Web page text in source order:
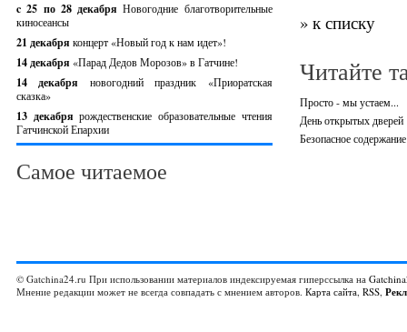
c 25 по 28 декабряНовогодние благотворительные
киносеансы
21 декабря концерт «Новый год к нам идет»!
14 декабря «Парад Дедов Морозов» в Гатчине!
14 декабря новогодний праздник «Приоратская
сказка»
13 декабрярождественские образовательные чтения
Гатчинской Епархии
Самое читаемое
» к списку
Читайте
Просто - мы устаем...
День открытых дверей
Безопасное
© Gatchina24.ru При использовании материалов индексируемая гиперссылка на
Мнение редакции может не всегда совпадать с мнением авторов. Карта сайта, RSS,